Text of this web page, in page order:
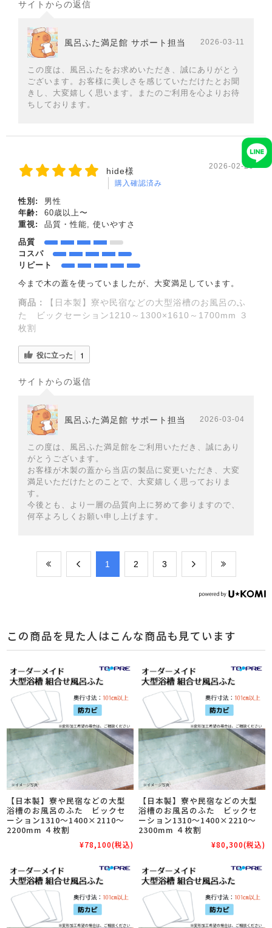
サイトからの返信
風呂ふた満足館 サポート担当 2026-03-11
この度は、風呂ふたをお求めいただき、誠にありがとう
ございます。お客様に美しさを感じていただけたとお聞
きし、大変嬉しく思います。またのご利用を心よりお待
ちしております。
hide様
購入確認済み
2026-02-26
性別:
男性
年齢:
60歳以上〜
重視:
品質・性能, 使いやすさ
品質
コスパ
リピート
今まで木の蓋を使っていましたが、大変満足しています。
商品：
【日本製】寮や民宿などの大型浴槽のお風呂のふ
た ビックセーション1210～1300×1610～1700mm ３
枚割
役に立った 1
サイトからの返信
風呂ふた満足館 サポート担当 2026-03-04
この度は、風呂ふた満足館をご利用いただき、誠にあり
がとうございます。
お客様が木製の蓋から当店の製品に変更いただき、大変
満足いただけたとのことで、大変嬉しく思っておりま
す。
今後とも、より一層の品質向上に努めて参りますので、
何卒よろしくお願い申し上げます。
​1 ​2 ​3
この商品を見た人はこんな商品も見ています
【日本製】寮や民宿などの大型
浴槽のお風呂のふた ビックセ
ーション1310～1400×2110～
2200mm ４枚割
¥78,100(税込)
【日本製】寮や民宿などの大型
浴槽のお風呂のふた ビックセ
ーション1310～1400×2210～
2300mm ４枚割
¥80,300(税込)